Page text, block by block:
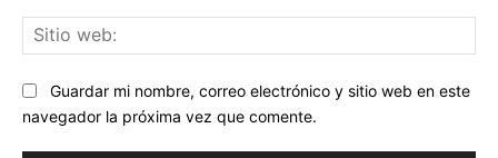
Guardar mi nombre, correo electrónico y sitio web en este
navegador la próxima vez que comente.